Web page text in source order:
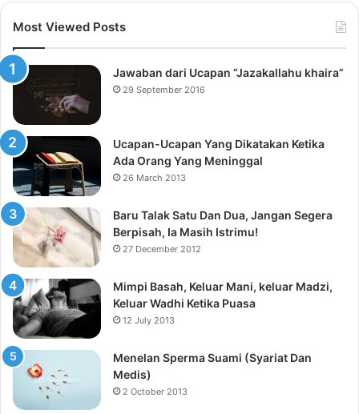
Most Viewed Posts
Jawaban dari Ucapan “Jazakallahu khaira”
29 September 2016
Ucapan-Ucapan Yang Dikatakan Ketika
Ada Orang Yang Meninggal
26 March 2013
Baru Talak Satu Dan Dua, Jangan Segera
Berpisah, Ia Masih Istrimu!
27 December 2012
Mimpi Basah, Keluar Mani, keluar Madzi,
Keluar Wadhi Ketika Puasa
12 July 2013
Menelan Sperma Suami (Syariat Dan
Medis)
2 October 2013